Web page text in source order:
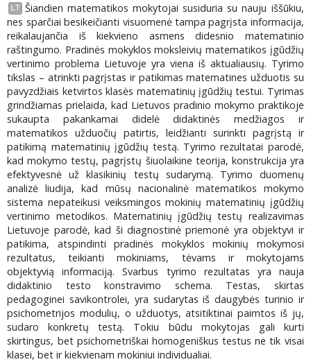
LT Šiandien matematikos mokytojai susiduria su nauju iššūkiu,
nes sparčiai besikeičianti visuomenė tampa pagrįsta informacija,
reikalaujančia iš kiekvieno asmens didesnio matematinio
raštingumo. Pradinės mokyklos moksleivių matematikos įgūdžių
vertinimo problema Lietuvoje yra viena iš aktualiausių. Tyrimo
tikslas – atrinkti pagrįstas ir patikimas matematines užduotis su
pavyzdžiais ketvirtos klasės matematinių įgūdžių testui. Tyrimas
grindžiamas prielaida, kad Lietuvos pradinio mokymo praktikoje
sukaupta pakankamai didelė didaktinės medžiagos ir
matematikos užduočių patirtis, leidžianti surinkti pagrįstą ir
patikimą matematinių įgūdžių testą. Tyrimo rezultatai parodė,
kad mokymo testų, pagrįstų šiuolaikine teorija, konstrukcija yra
efektyvesnė už klasikinių testų sudarymą. Tyrimo duomenų
analizė liudija, kad mūsų nacionalinė matematikos mokymo
sistema nepateikusi veiksmingos mokinių matematinių įgūdžių
vertinimo metodikos. Matematinių įgūdžių testų realizavimas
Lietuvoje parodė, kad ši diagnostinė priemonė yra objektyvi ir
patikima, atspindinti pradinės mokyklos mokinių mokymosi
rezultatus, teikianti mokiniams, tėvams ir mokytojams
objektyvią informaciją. Svarbus tyrimo rezultatas yra nauja
didaktinio testo konstravimo schema. Testas, skirtas
pedagoginei savikontrolei, yra sudarytas iš daugybės turinio ir
psichometrijos modulių, o užduotys, atsitiktinai paimtos iš jų,
sudaro konkretų testą. Tokiu būdu mokytojas gali kurti
skirtingus, bet psichometriškai homogeniškus testus ne tik visai
klasei, bet ir kiekvienam mokiniui individualiai.